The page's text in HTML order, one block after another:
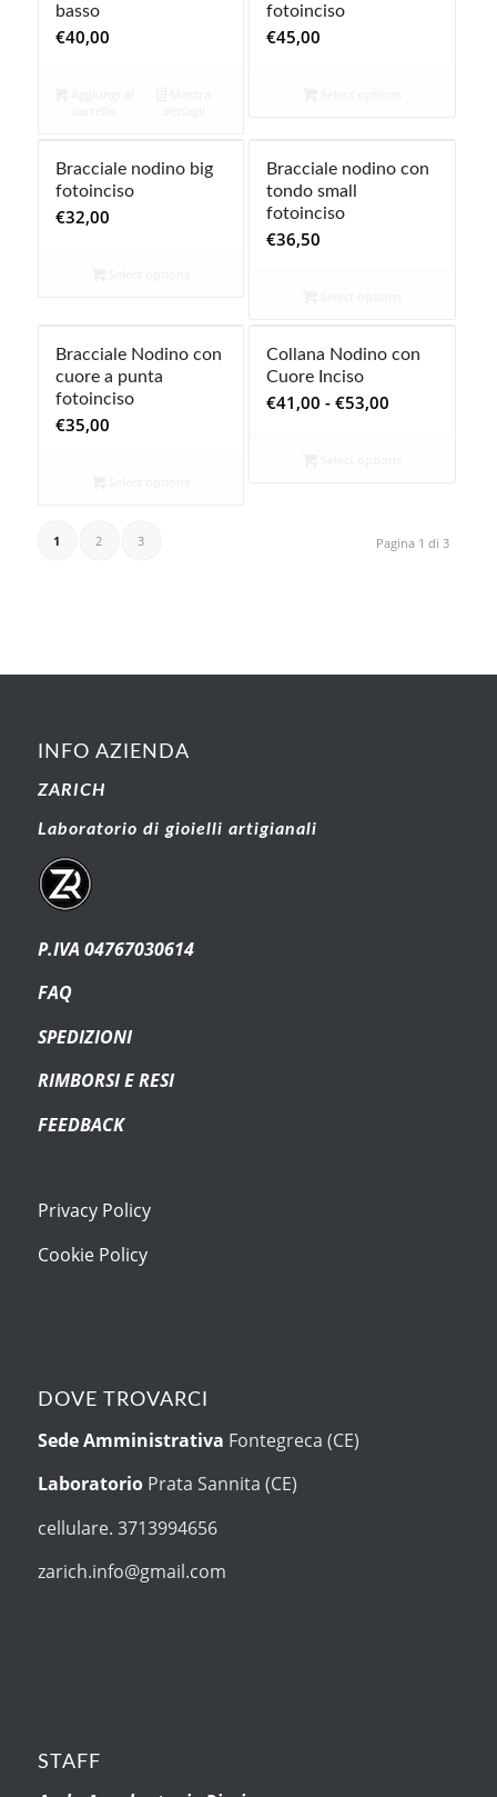
basso
€40,00
fotoinciso
€45,00
Bracciale nodino big
fotoinciso
€32,00
Bracciale nodino con
tondo small
fotoinciso
€36,50
Bracciale Nodino con
cuore a punta
fotoinciso
€35,00
Collana Nodino con
Cuore Inciso
€41,00 - €53,00Fascia
Pagina 1 di 3
1 2 3
INFO AZIENDA
ZARICH
Laboratorio di gioielli artigianali
P.IVA 04767030614
FAQ
SPEDIZIONI
RIMBORSI E RESI
FEEDBACK
Privacy Policy
Cookie Policy
DOVE TROVARCI
Sede Amministrativa Fontegreca (CE)
Laboratorio Prata Sannita (CE)
cellulare. 3713994656
zarich.info@gmail.com
STAFF